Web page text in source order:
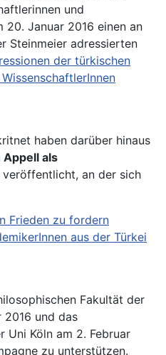
und
20. Januar 2016 einen an
Steinmeier adressierten
der türkischen
haben darüber hinaus
als
veröffentlicht, an der sich
Frieden zu fordern
aus der Türkei
Fakultät der
2016 und das
Uni Köln am 2. Februar
zu unterstützen.